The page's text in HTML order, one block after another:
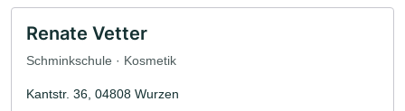
Renate Vetter
Schminkschule · Kosmetik
Kantstr. 36, 04808 Wurzen